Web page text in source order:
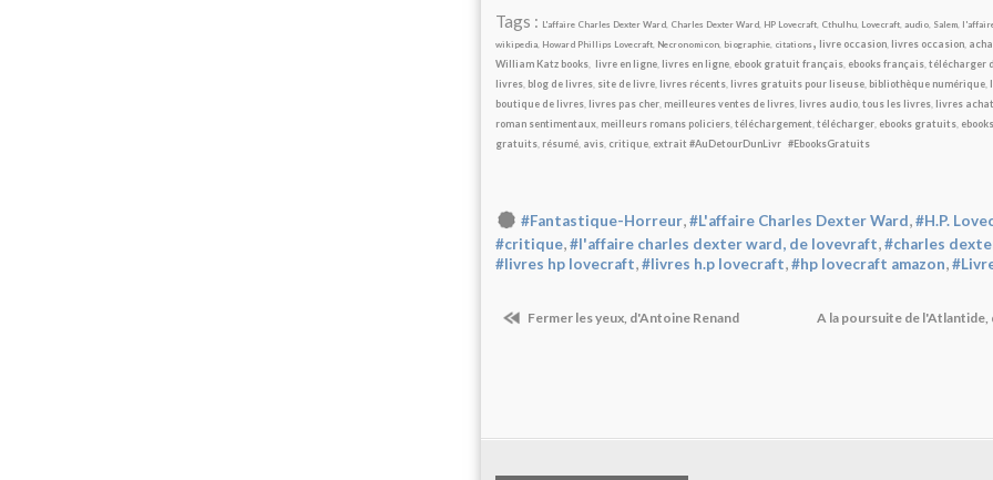
Tags : L'affaire Charles Dexter Ward Charles Dexter Ward HP Lovecraft Cthulhu Lovecraft audio Salem
wikipedia Howard Phillips Lovecraft Necronomicon biographie citations , livre occasion livres occasion
William Katz books
livre en ligne livres en ligne ebook gratuit français ebooks français télécharger
livres blog de livres site de livre livres récents livres gratuits pour liseuse bibliothèque numérique
boutique de livres livres pas cher meilleures ventes de livres livres audio tous les livres livres
roman sentimentaux meilleurs romans policiers téléchargement télécharger ebooks gratuits ebooks
gratuits résumé avis critique extrait #AuDetourDunLivr #EbooksGratuits
#Fantastique-Horreur,#L'affaire Charles Dexter Ward,#H.P.
#critique,#l'affaire charles dexter ward, de lovevraft,#charles
#livres hp lovecraft,#livres h.p lovecraft,#hp lovecraft amazon,
Fermer les yeux, d'Antoine Renand A la poursuite de